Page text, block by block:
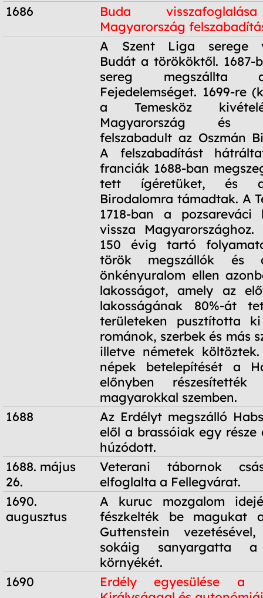
1686
Buda
Magyarország
A Szent Liga serege
Budát a törököktől. 1687-
sereg megszállta
Fejedelemséget. 1699-re
a Temesköz
Magyarország és
felszabadult az Oszmán
A felszabadítást
franciák 1688-ban
tett ígéretüket, és a
Birodalomra támadtak. A
1718-ban a pozsareváci
vissza
150 évig tartó
török megszállók és
önkényuralom ellen
lakosságot, amely az
lakosságának 80%-át
területeken pusztította
románok, szerbek és más
illetve németek
népek betelepítését a
előnyben
magyarokkal szemben.
1688
Az Erdélyt megszálló
elől a brassóiak egy része
húzódott.
1688. május
26.
Veterani tábornok
elfoglalta a Fellegvárat.
1690.
augusztus
A kuruc mozgalom
fészkelték be magukat
Guttenstein
sokáig sanyargatta
környékét.
1690
Erdély egyesülése a